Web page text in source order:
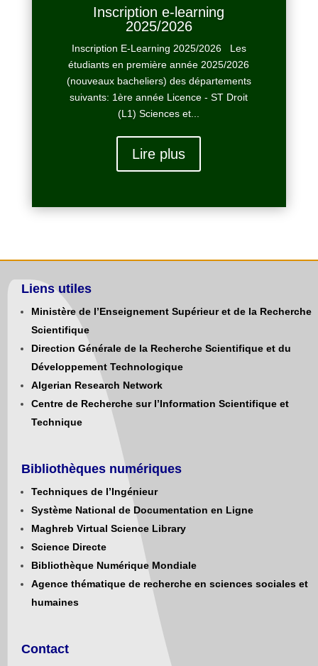
Inscription e-learning
2025/2026
Inscription E-Learning 2025/2026 Les
étudiants en première année 2025/2026
(nouveaux bacheliers) des départements
suivants: 1ère année Licence - ST Droit
(L1) Sciences et...
Lire plus
Liens utiles
Ministère de l’Enseignement Supérieur et de la Recherche
Scientifique
Direction Générale de la Recherche Scientifique et du
Développement Technologique
Algerian Research Network
Centre de Recherche sur l’Information Scientifique et
Technique
Bibliothèques numériques
Techniques de l’Ingénieur
Système National de Documentation en Ligne
Maghreb Virtual Science Library
Science Directe
Bibliothèque Numérique Mondiale
Agence thématique de recherche en sciences sociales et
humaines
Contact